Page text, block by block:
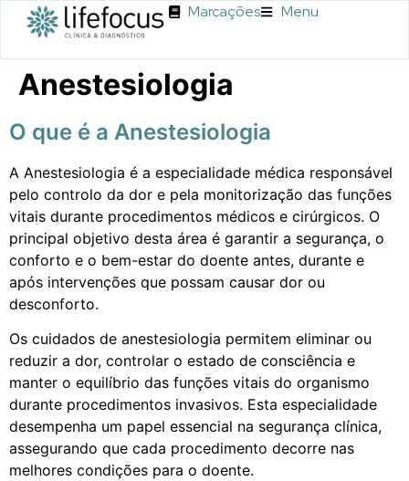
Marcações Menu
Anestesiologia
O que é a Anestesiologia
A Anestesiologia é a especialidade médica responsável
pelo controlo da dor e pela monitorização das funções
vitais durante procedimentos médicos e cirúrgicos. O
principal objetivo desta área é garantir a segurança, o
conforto e o bem-estar do doente antes, durante e
após intervenções que possam causar dor ou
desconforto.
Os cuidados de anestesiologia permitem eliminar ou
reduzir a dor, controlar o estado de consciência e
manter o equilíbrio das funções vitais do organismo
durante procedimentos invasivos. Esta especialidade
desempenha um papel essencial na segurança clínica,
assegurando que cada procedimento decorre nas
melhores condições para o doente.